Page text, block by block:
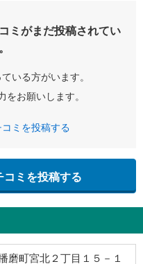
ミがまだ投稿されてい
いる方がいます。
お願いします。
ミを投稿する
ミを投稿する
磨町宮北２丁目１５－１